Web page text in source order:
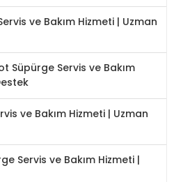
ve Bakım Hizmeti | Uzman
Süpürge Servis ve Bakım
ve Bakım Hizmeti | Uzman
Servis ve Bakım Hizmeti |